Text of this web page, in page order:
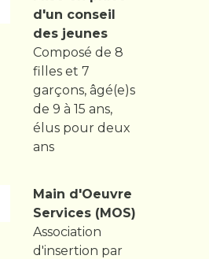
d'un conseil
des jeunes
Composé de 8
filles et 7
garçons, âgé(e)s
de 9 à 15 ans,
élus pour deux
ans
Main d'Oeuvre
Services (MOS)
Association
d'insertion par